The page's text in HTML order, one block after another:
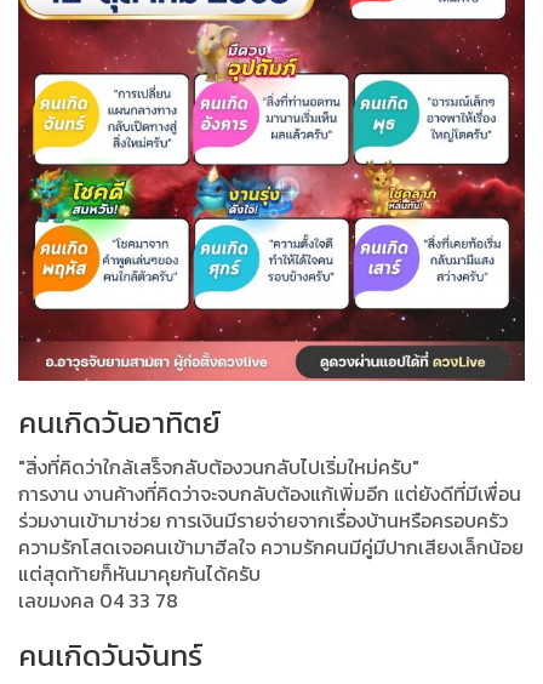
คนเกิดวันอาทิตย์
"สิ่งที่คิดว่าใกล้เสร็จกลับต้องวนกลับไปเริ่มใหม่ครับ"
การงาน งานค้างที่คิดว่าจะจบกลับต้องแก้เพิ่มอีก แต่ยังดีที่มีเพื่อน
ร่วมงานเข้ามาช่วย การเงินมีรายจ่ายจากเรื่องบ้านหรือครอบครัว
ความรักโสดเจอคนเข้ามาฮีลใจ ความรักคนมีคู่มีปากเสียงเล็กน้อย
แต่สุดท้ายก็หันมาคุยกันได้ครับ
เลขมงคล 04 33 78
คนเกิดวันจันทร์